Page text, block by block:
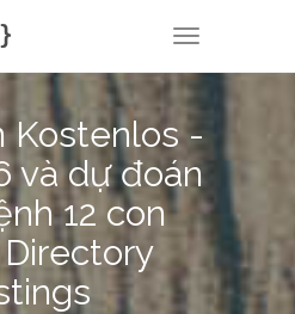
TOGGLE
Kostenlos -
và dự đoán
12 con